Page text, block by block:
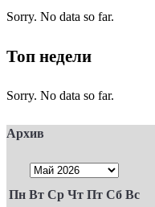
Sorry. No data so far.
Топ недели
Sorry. No data so far.
Архив
Пн Вт Ср Чт Пт Сб Вс